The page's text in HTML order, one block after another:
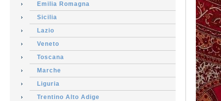
Emilia Romagna
Sicilia
Lazio
Veneto
Toscana
Marche
Liguria
Trentino Alto Adige